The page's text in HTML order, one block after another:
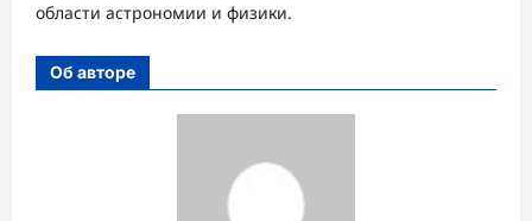
области астрономии и физики.
Об авторе